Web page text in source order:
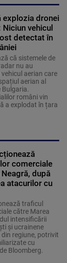
explozia dronei
vehicul
detectat în
că sistemele de
nu au
aerian care
aerian al
Bulgaria.
români vin
a explodat în țara
comerciale
după
atacurilor cu
traficul
către Marea
intensificării
și ucrainene
regiune, potrivit
cu
Bloomberg.